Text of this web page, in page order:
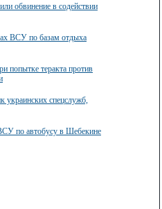
обвинение в содействии
ВСУ по базам отдыха
попытке теракта против
украинских спецслужб,
по автобусу в Шебекине